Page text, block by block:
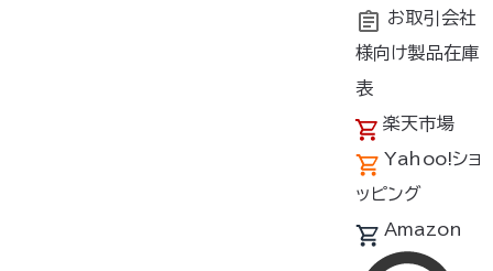
お取引会社
様向け製品在庫
表
楽天市場
Yahoo!ショ
ッピング
Amazon
ウェア
制電ベスト（横ファ
KU92604